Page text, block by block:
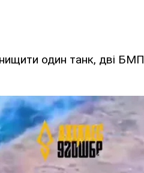
один танк, дві БМП